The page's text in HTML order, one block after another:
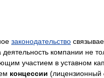
законодательство
деятельность компании не
участием в уставном
концессии (лицензионный